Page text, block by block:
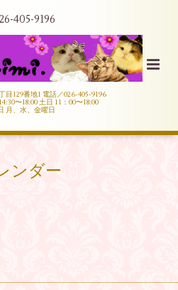
405-9196
目129番地1 電話／026-405-9196
〜18:00 土日 11：00〜18:00
月、水、金曜日
ンダー